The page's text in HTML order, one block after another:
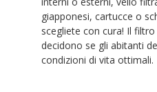
giapponesi, cartucce o
scegliete con cura! Il
decidono se gli abitanti
condizioni di vita ottimali.